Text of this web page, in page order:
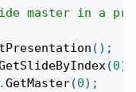
master in a
( ) ;
(0)
.GetMaster(0) ;